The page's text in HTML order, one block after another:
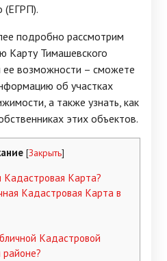
(ЕГРП).
подробно рассмотрим
Карту Тимашевского
ее возможности – сможете
об участках
а также узнать, как
этих объектов.
[Закрыть]
Кадастровая Карта?
Кадастровая Карта в
Кадастровой